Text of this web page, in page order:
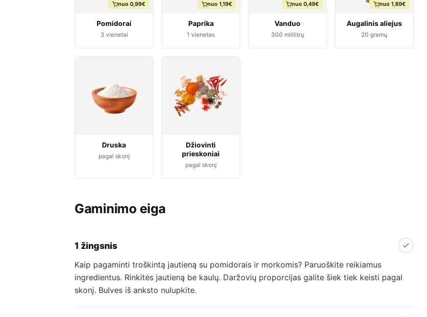
nuo 0,99€
Pomidorai
3 vienetai
nuo 1,19€
Paprika
1 vienetas
nuo 0,49€
Vanduo
300 mililitrų
nuo 1,89€
Augalinis aliejus
20 gramų
Druska
pagal skonį
Džiovinti
prieskoniai
pagal skonį
Gaminimo eiga
1 žingsnis
Kaip pagaminti troškintą jautieną su pomidorais ir morkomis? Paruoškite reikiamus
ingredientus. Rinkitės jautieną be kaulų. Daržovių proporcijas galite šiek tiek keisti pagal
skonį. Bulves iš anksto nulupkite.